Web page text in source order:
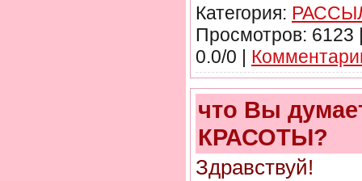
Категория:
Просмотров: 6123
0.0/0 |
что Вы
КРАСОТЫ?
Здравствуй!